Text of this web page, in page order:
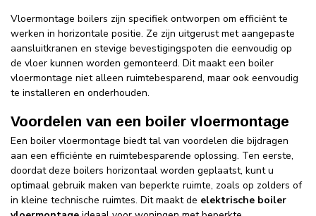
Vloermontage boilers zijn specifiek ontworpen om efficiënt te
werken in horizontale positie. Ze zijn uitgerust met aangepaste
aansluitkranen en stevige bevestigingspoten die eenvoudig op
de vloer kunnen worden gemonteerd. Dit maakt een boiler
vloermontage niet alleen ruimtebesparend, maar ook eenvoudig
te installeren en onderhouden.
Voordelen van een boiler vloermontage
Een boiler vloermontage biedt tal van voordelen die bijdragen
aan een efficiënte en ruimtebesparende oplossing. Ten eerste,
doordat deze boilers horizontaal worden geplaatst, kunt u
optimaal gebruik maken van beperkte ruimte, zoals op zolders of
in kleine technische ruimtes. Dit maakt de elektrische boiler